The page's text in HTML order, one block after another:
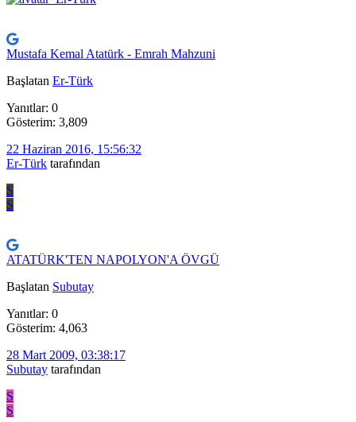
Mustafa Kemal Atatürk - Emrah Mahzuni
Başlatan Er-Türk
Yanıtlar: 0
Gösterim: 3,809
22 Haziran 2016, 15:56:32
Er-Türk tarafından
S
S
ATATÜRK'TEN NAPOLYON'A ÖVGÜ
Başlatan Subutay
Yanıtlar: 0
Gösterim: 4,063
28 Mart 2009, 03:38:17
Subutay tarafından
S
S